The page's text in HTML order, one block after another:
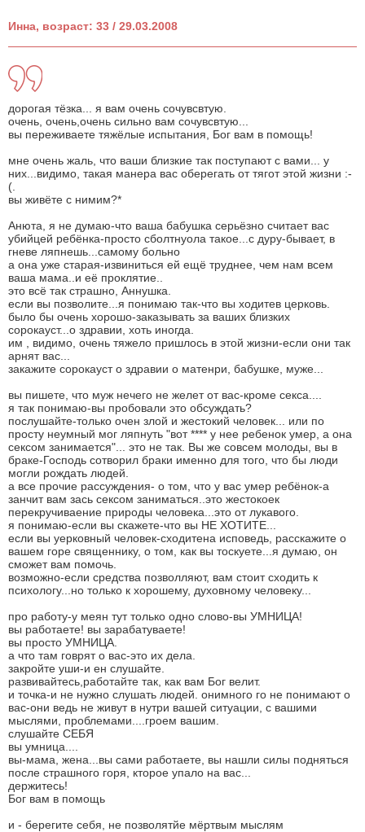
Инна, возраст: 33 / 29.03.2008
дорогая тёзка... я вам очень сочувсвтую.
очень, очень,очень сильно вам сочувсвтую...
вы переживаете тяжёлые испытания, Бог вам в помощь!
мне очень жаль, что ваши близкие так поступают с вами... у
них...видимо, такая манера вас оберегать от тягот этой жизни :-
(.
вы живёте с нимим?*
Анюта, я не думаю-что ваша бабушка серьёзно считает вас
убийцей ребёнка-просто сболтнуола такое...с дуру-бывает, в
гневе ляпнешь...самому больно
а она уже старая-извиниться ей ещё труднее, чем нам всем
ваша мама..и её проклятие..
это всё так страшно, Аннушка.
если вы позволите...я понимаю так-что вы ходитев церковь.
было бы очень хорошо-заказывать за ваших близких
сорокауст...о здравии, хоть иногда.
им , видимо, очень тяжело пришлось в этой жизни-если они так
арнят вас...
закажите сорокауст о здравии о матенри, бабушке, муже...
вы пишете, что муж нечего не желет от вас-кроме секса....
я так понимаю-вы пробовали это обсуждать?
послушайте-только очен злой и жестокий человек... или по
просту неумный мог ляпнуть "вот **** у нее ребенок умер, а она
сексом занимается"... это не так. Вы же совсем молоды, вы в
браке-Господь сотворил браки именно для того, что бы люди
могли рождать людей.
а все прочие рассуждения- о том, что у вас умер ребёнок-а
занчит вам зась сексом заниматься..это жестокоек
перекручиваение природы человека...это от лукавого.
я понимаю-если вы скажете-что вы НЕ ХОТИТЕ...
если вы уерковный человек-сходитена исповедь, расскажите о
вашем горе священнику, о том, как вы тоскуете...я думаю, он
сможет вам помочь.
возможно-если средства позволляют, вам стоит сходить к
психологу...но только к хорошему, духовному человеку...
про работу-у меян тут только одно слово-вы УМНИЦА!
вы работаете! вы зарабатуваете!
вы просто УМНИЦА.
а что там говрят о вас-это их дела.
закройте уши-и ен слушайте.
развивайтесь,работайте так, как вам Бог велит.
и точка-и не нужно слушать людей. онимного го не понимают о
вас-они ведь не живут в нутри вашей ситуации, с вашими
мыслями, проблемами....гроем вашим.
слушайте СЕБЯ
вы умница....
вы-мама, жена...вы сами работаете, вы нашли силы подняться
после страшного горя, кторое упало на вас...
держитесь!
Бог вам в помощь
и - берегите себя, не позволятйе мёртвым мыслям